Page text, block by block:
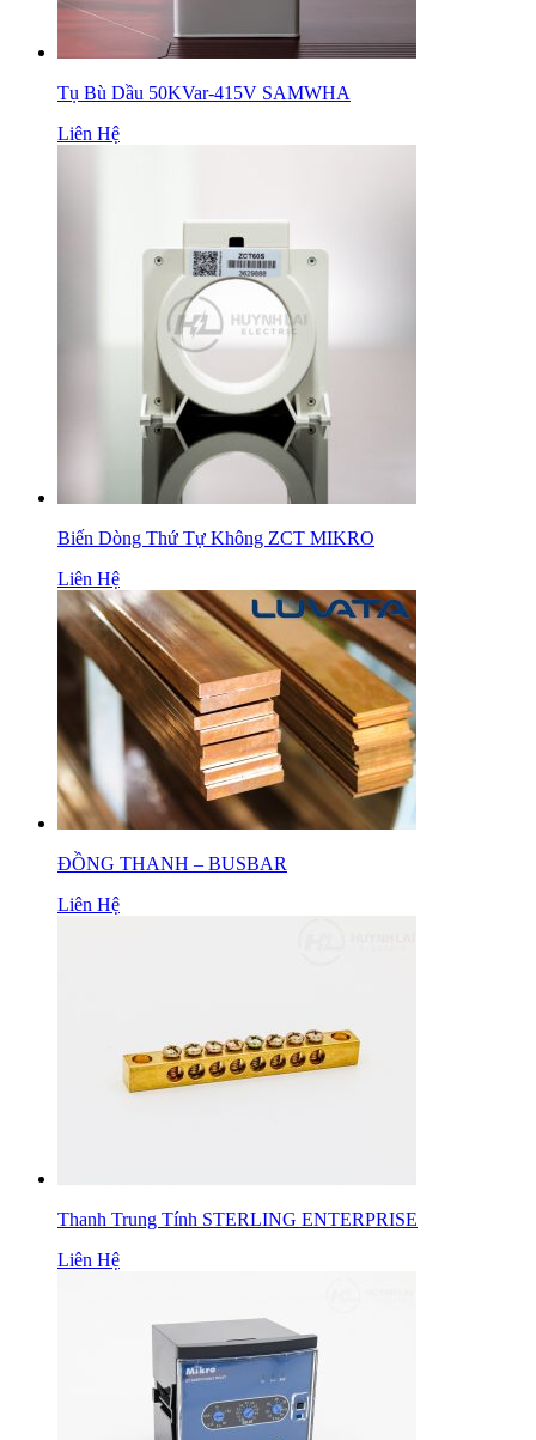
Tụ Bù Dầu 50KVar-415V SAMWHA
Liên Hệ
Biến Dòng Thứ Tự Không ZCT MIKRO
Liên Hệ
ĐỒNG THANH – BUSBAR
Liên Hệ
Thanh Trung Tính STERLING ENTERPRISE
Liên Hệ